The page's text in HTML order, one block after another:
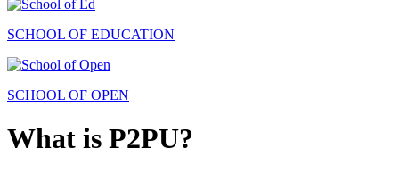
SCHOOL OF EDUCATION
SCHOOL OF OPEN
What is P2PU?